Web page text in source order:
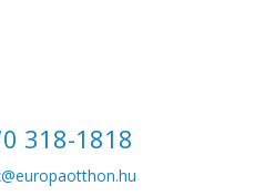
318-1818